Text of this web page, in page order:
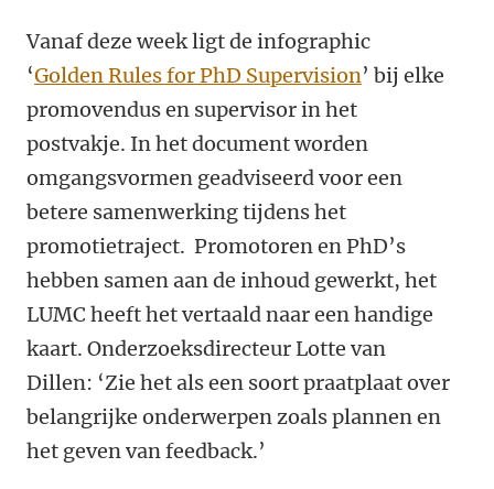
Vanaf deze week ligt de infographic
‘Golden Rules for PhD Supervision’ bij elke
promovendus en supervisor in het
postvakje. In het document worden
omgangsvormen geadviseerd voor een
betere samenwerking tijdens het
promotietraject. Promotoren en PhD’s
hebben samen aan de inhoud gewerkt, het
LUMC heeft het vertaald naar een handige
kaart. Onderzoeksdirecteur Lotte van
Dillen: ‘Zie het als een soort praatplaat over
belangrijke onderwerpen zoals plannen en
het geven van feedback.’